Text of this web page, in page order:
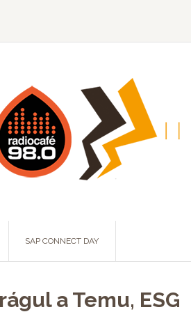
SAP CONNECT DAY
a Temu, ESG